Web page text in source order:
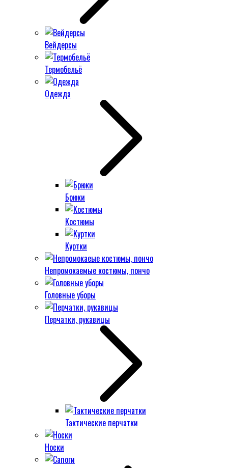
Вейдерсы
Термобельё
Одежда
Брюки
Костюмы
Куртки
Непромокаемые костюмы, пончо
Головные уборы
Перчатки, рукавицы
Тактические перчатки
Носки